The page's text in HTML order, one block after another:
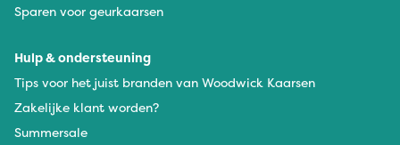
Sparen voor geurkaarsen
Hulp & ondersteuning
Tips voor het juist branden van Woodwick Kaarsen
Zakelijke klant worden?
Summersale